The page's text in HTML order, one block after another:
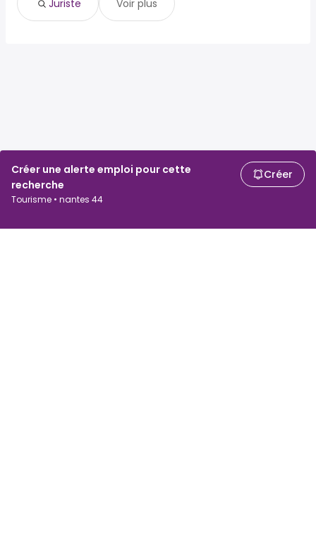
Créer une alerte emploi pour cette
recherche
Tourisme • nantes 44
Créer
Juriste Voir plus